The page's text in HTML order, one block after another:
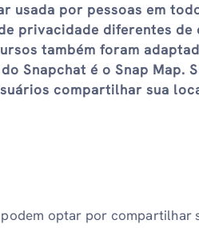
usada por pessoas em
privacidade diferentes de
também foram
Snapchat é o Snap Map.
compartilhar sua
podem optar por compartilhar